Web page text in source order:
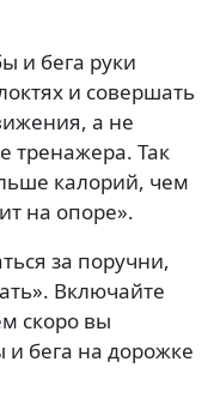
и бега руки
и совершать
а не
тренажера. Так
калорий, чем
на опоре».
за поручни,
Включайте
скоро вы
и бега на дорожке